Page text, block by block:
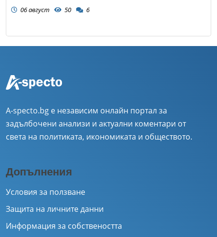
06 август 50 6
A-specto.bg е независим онлайн портал за
задълбочени анализи и актуални коментари от
света на политиката, икономиката и обществото.
Допълнения
Условия за ползване
Защита на личните данни
Информация за собствеността